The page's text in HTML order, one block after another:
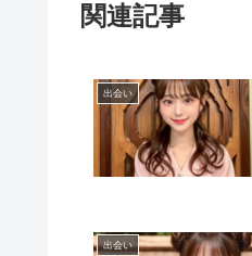
関連記事
出会い
出会い